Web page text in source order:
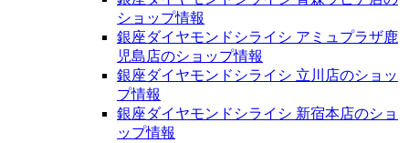
ショップ情報
銀座ダイヤモンドシライシ アミュプラザ鹿
児島店のショップ情報
銀座ダイヤモンドシライシ 立川店のショッ
プ情報
銀座ダイヤモンドシライシ 新宿本店のショ
ップ情報